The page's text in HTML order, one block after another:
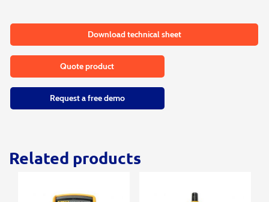
Download technical sheet
Quote product
Request a free demo
Related products